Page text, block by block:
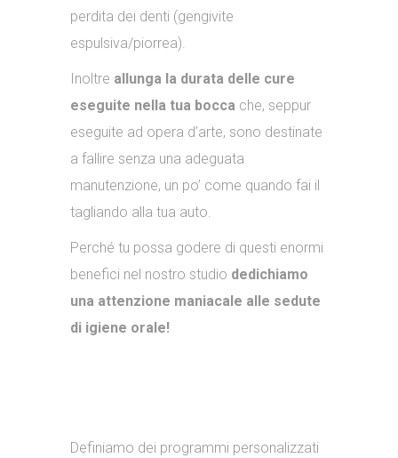
perdita dei denti (gengivite
espulsiva/piorrea).
Inoltre allunga la durata delle cure
eseguite nella tua bocca che, seppur
eseguite ad opera d’arte, sono destinate
a fallire senza una adeguata
manutenzione, un po’ come quando fai il
tagliando alla tua auto.
Perché tu possa godere di questi enormi
benefici nel nostro studio dedichiamo
una attenzione maniacale alle sedute
di igiene orale!
Definiamo dei programmi personalizzati